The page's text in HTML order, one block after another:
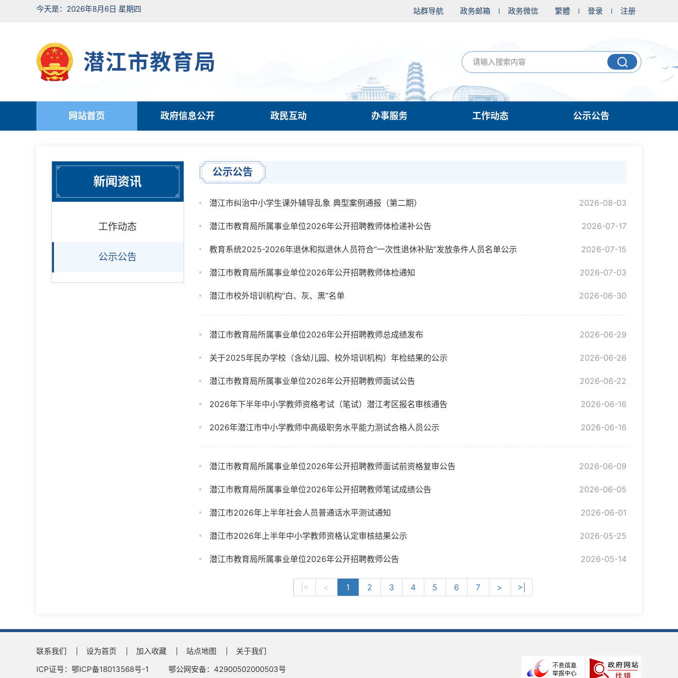
今天是：2026年8月6日 星期四 站群导航 政务邮箱 政务微信 繁體 登录 注册
潜江市教育局
网站首页 政府信息公开 政民互动 办事服务 工作动态 公示公告
新闻资讯
工作动态
公示公告
公示公告
潜江市纠治中小学生课外辅导乱象 典型案例通报（第二期） 2026-08-03
潜江市教育局所属事业单位2026年公开招聘教师体检递补公告 2026-07-17
教育系统2025-2026年退休和拟退休人员符合“一次性退休补贴”发放条件人员名单公示 2026-07-15
潜江市教育局所属事业单位2026年公开招聘教师体检通知 2026-07-03
潜江市校外培训机构“白、灰、黑”名单 2026-06-30
潜江市教育局所属事业单位2026年公开招聘教师总成绩发布 2026-06-29
关于2025年民办学校（含幼儿园、校外培训机构）年检结果的公示 2026-06-26
潜江市教育局所属事业单位2026年公开招聘教师面试公告 2026-06-22
2026年下半年中小学教师资格考试（笔试）潜江考区报名审核通告 2026-06-16
2026年潜江市中小学教师中高级职务水平能力测试合格人员公示 2026-06-16
潜江市教育局所属事业单位2026年公开招聘教师面试前资格复审公告 2026-06-09
潜江市教育局所属事业单位2026年公开招聘教师笔试成绩公告 2026-06-05
潜江市2026年上半年社会人员普通话水平测试通知 2026-06-01
潜江市2026年上半年中小学教师资格认定审核结果公示 2026-05-25
潜江市教育局所属事业单位2026年公开招聘教师公告 2026-05-14
|< < 1 2 3 4 5 6 7 > >|
联系我们 设为首页 加入收藏 站点地图
关于我们
ICP证号：鄂ICP备18013568号-1
鄂公网安备：42900502000503号